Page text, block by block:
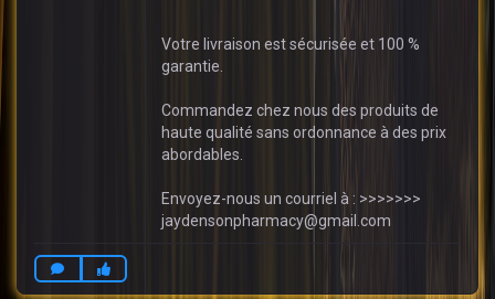
Votre livraison est sécurisée et 100 %
garantie.
Commandez chez nous des produits de
haute qualité sans ordonnance à des prix
abordables.
Envoyez-nous un courriel à : >>>>>>>
jaydensonpharmacy@gmail.com